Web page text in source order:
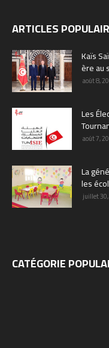
ARTICLES
Kaïs
ère au
août 8,
Les
août 7,
La
les
juillet
CATÉGORIE